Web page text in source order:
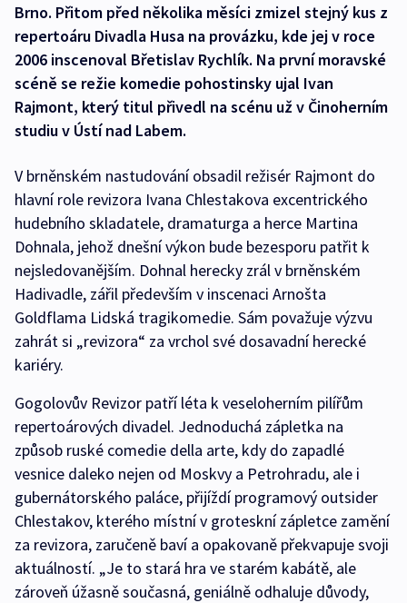
Brno. Přitom před několika měsíci zmizel stejný kus z
repertoáru Divadla Husa na provázku, kde jej v roce
2006 inscenoval Břetislav Rychlík. Na první moravské
scéně se režie komedie pohostinsky ujal Ivan
Rajmont, který titul přivedl na scénu už v Činoherním
studiu v Ústí nad Labem.
V brněnském nastudování obsadil režisér Rajmont do
hlavní role revizora Ivana Chlestakova excentrického
hudebního skladatele, dramaturga a herce Martina
Dohnala, jehož dnešní výkon bude bezesporu patřit k
nejsledovanějším. Dohnal herecky zrál v brněnském
Hadivadle, zářil především v inscenaci Arnošta
Goldflama Lidská tragikomedie. Sám považuje výzvu
zahrát si „revizora“ za vrchol své dosavadní herecké
kariéry.
Gogolovův Revizor patří léta k veseloherním pilířům
repertoárových divadel. Jednoduchá zápletka na
způsob ruské comedie della arte, kdy do zapadlé
vesnice daleko nejen od Moskvy a Petrohradu, ale i
gubernátorského paláce, přijíždí programový outsider
Chlestakov, kterého místní v groteskní zápletce zamění
za revizora, zaručeně baví a opakovaně překvapuje svoji
aktuálností. „Je to stará hra ve starém kabátě, ale
zároveň úžasně současná, geniálně odhaluje důvody,